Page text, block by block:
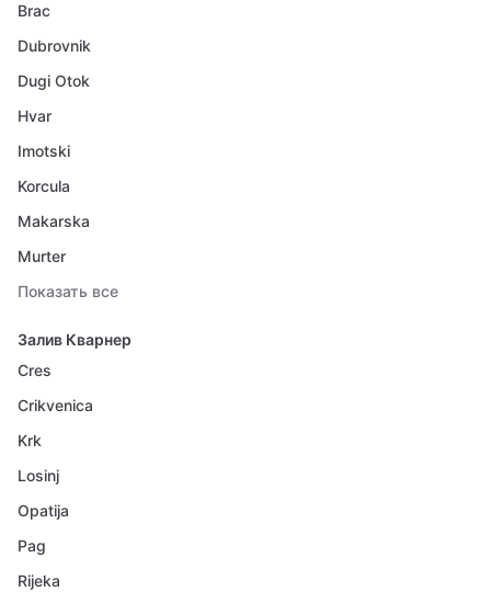
Brac
Dubrovnik
Dugi Otok
Hvar
Imotski
Korcula
Makarska
Murter
Показать все
Залив Кварнер
Cres
Crikvenica
Krk
Losinj
Opatija
Pag
Rijeka